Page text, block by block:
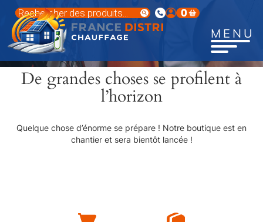
contenu
principal
Recherche
de
produits
0
MENU
De grandes choses se profilent à
l’horizon
Quelque chose d’énorme se prépare ! Notre boutique est en
chantier et sera bientôt lancée !